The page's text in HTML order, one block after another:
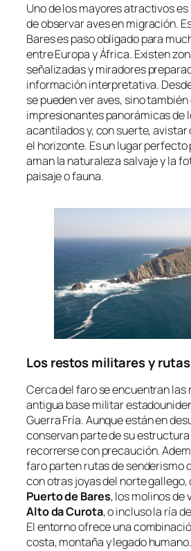
Uno de los mayores atractivos
de observar aves en migración.
Bares es paso obligado para
entre Europa y África. Existen
señalizadas y miradores
información interpretativa.
se pueden ver aves, sino
impresionantes panorámicas de
acantilados y, con suerte,
el horizonte. Es un lugar perfecto
aman la naturaleza salvaje y la
paisaje o fauna.
Los restos militares y
Cerca del faro se encuentran las
antigua base militar
Guerra Fría. Aunque están en
conservan parte de su
recorrerse con precaución.
faro parten rutas de senderismo
con otras joyas del norte gallego,
Puerto de Bares, los molinos de
Alto da Curota, o incluso la ría
El entorno ofrece una
costa, montaña y legado humano.